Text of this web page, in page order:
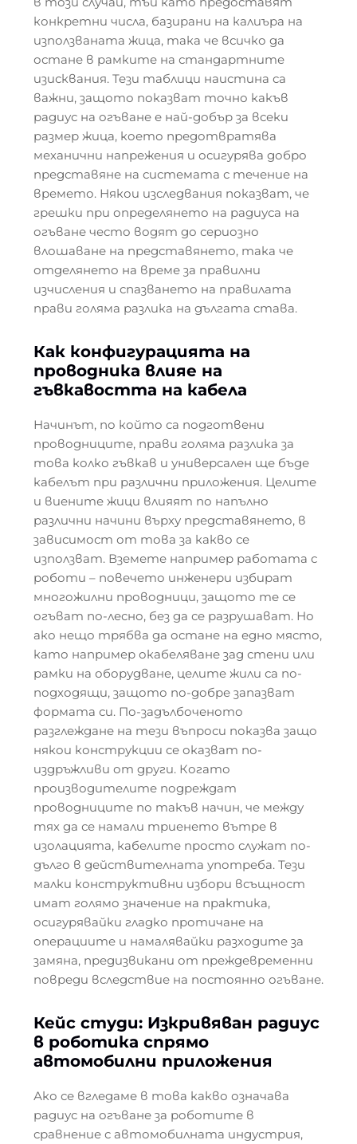
конкретни числа, базирани на калиъра на
използваната жица, така че всичко да
остане в рамките на стандартните
изисквания. Тези таблици наистина са
важни, защото показват точно какъв
радиус на огъване е най-добър за всеки
размер жица, което предотвратява
механични напрежения и осигурява добро
представяне на системата с течение на
времето. Някои изследвания показват, че
грешки при определянето на радиуса на
огъване често водят до сериозно
влошаване на представянето, така че
отделянето на време за правилни
изчисления и спазването на правилата
прави голяма разлика на дългата става.
Как конфигурацията на
проводника влияе на
гъвкавостта на кабела
Начинът, по който са подготвени
проводниците, прави голяма разлика за
това колко гъвкав и универсален ще бъде
кабелът при различни приложения. Целите
и виените жици влияят по напълно
различни начини върху представянето, в
зависимост от това за какво се
използват. Вземете например работата с
роботи – повечето инженери избират
многожилни проводници, защото те се
огъват по-лесно, без да се разрушават. Но
ако нещо трябва да остане на едно място,
като например окабеляване зад стени или
рамки на оборудване, целите жили са по-
подходящи, защото по-добре запазват
формата си. По-задълбоченото
разглеждане на тези въпроси показва защо
някои конструкции се оказват по-
издръжливи от други. Когато
производителите подреждат
проводниците по такъв начин, че между
тях да се намали триенето вътре в
изолацията, кабелите просто служат по-
дълго в действителната употреба. Тези
малки конструктивни избори всъщност
имат голямо значение на практика,
осигурявайки гладко протичане на
операциите и намалявайки разходите за
замяна, предизвикани от преждевременни
повреди вследствие на постоянно огъване.
Кейс студи: Изкривяван радиус
в роботика спрямо
автомобилни приложения
Ако се вгледаме в това какво означава
радиус на огъване за роботите в
сравнение с автомобилната индустрия,